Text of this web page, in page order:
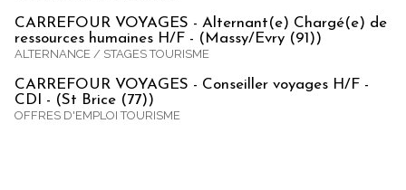
CARREFOUR VOYAGES - Alternant(e) Chargé(e) de
ressources humaines H/F - (Massy/Evry (91))
ALTERNANCE / STAGES TOURISME
CARREFOUR VOYAGES - Conseiller voyages H/F -
CDI - (St Brice (77))
OFFRES D'EMPLOI TOURISME